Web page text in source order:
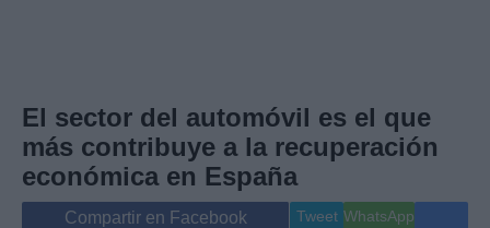
Internacional
Viajes
Gente
Musica
El sector del automóvil es el que
más contribuye a la recuperación
económica en España
Compartir en Facebook Tweet WhatsApp